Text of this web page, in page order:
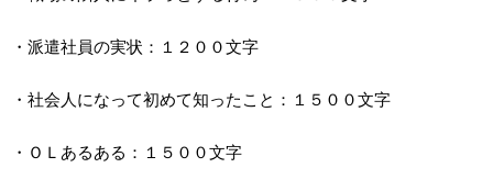
・派遣社員の実状：１２００文字
・社会人になって初めて知ったこと：１５００文字
・ＯＬあるある：１５００文字